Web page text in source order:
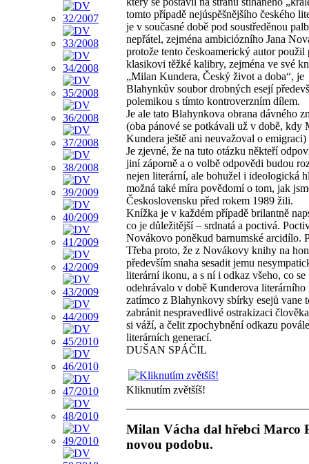
tomto případě nejúspěšnějšího českého
je v současné době pod soustředěnou
nepřátel, zejména ambiciózního Jana
protože tento českoamerický autor použil
klasikovi těžké kalibry, zejména ve své
„Milan Kundera, Český život a doba“, je
Blahynkův soubor drobných esejí
polemikou s tímto kontroverzním dílem.
Je ale tato Blahynkova obrana dávného
(oba pánové se potkávali už v době, kdy
Kundera ještě ani neuvažoval o emigraci)
Je zjevné, že na tuto otázku někteří
jiní záporně a o volbě odpovědi budou
nejen literární, ale bohužel i ideologická
možná také míra povědomí o tom, jak
Československu před rokem 1989 žili.
Knížka je v každém případě brilantně
co je důležitější – srdnatá a poctivá.
Novákovo poněkud barnumské arcidílo.
Třeba proto, že z Novákovy knihy na
především snaha sesadit jemu
literární ikonu, a s ní i odkaz všeho, co se
odehrávalo v době Kunderova literárního
zatímco z Blahynkovy sbírky esejů vane
zabránit nespravedlivé ostrakizaci
si váží, a čelit zpochybnění odkazu
literárních generací.
DUŠAN SPÁČIL
Kliknutím zvětšíš!
Milan Vácha dal hřebci Marco
novou podobu.